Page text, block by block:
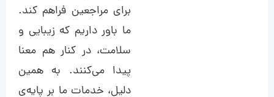
برای مراجعین فراهم کند.
ما باور داریم که زیبایی و
سلامت، در کنار هم معنا
پیدا می‌کنند. به همین
دلیل، خدمات ما بر پایه‌ی